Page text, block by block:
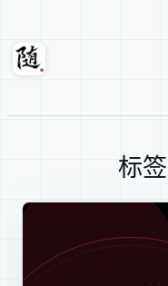
内
随轩
标